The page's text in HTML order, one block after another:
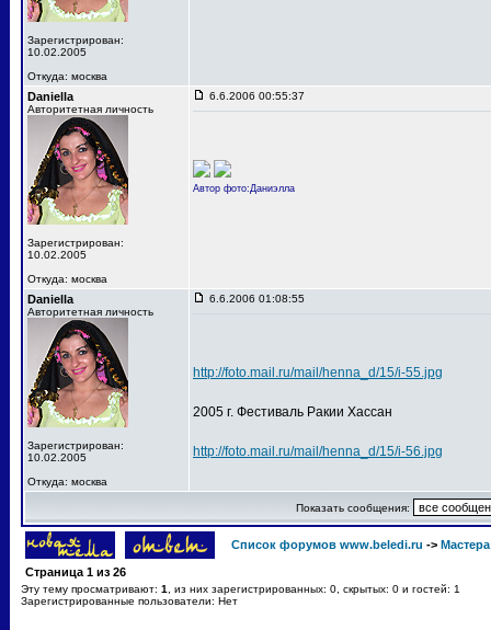
Зарегистрирован:
10.02.2005
Откуда: москва
Daniella
Авторитетная личность
Зарегистрирован:
10.02.2005
Откуда: москва
6.6.2006 00:55:37
Автор фото:Даниэлла
Daniella
Авторитетная личность
Зарегистрирован:
10.02.2005
Откуда: москва
6.6.2006 01:08:55
http://foto.mail.ru/mail/henna_d/15/i-55.jpg
2005 г. Фестиваль Ракии Хассан
http://foto.mail.ru/mail/henna_d/15/i-56.jpg
Показать сообщения:
Список форумов www.beledi.ru ->
Страница 1 из 26
Эту тему просматривают: 1
, из них зарегистрированных: 0, скрытых: 0 и гостей: 1
Зарегистрированные пользователи: Нет